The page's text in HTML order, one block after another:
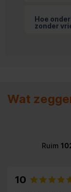
Hoe
zonder
Wat
Ruim
10